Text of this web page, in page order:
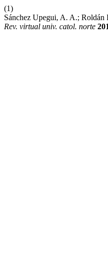
(1)
Sánchez Upegui, A. A.;
Rev. virtual univ. catol. norte